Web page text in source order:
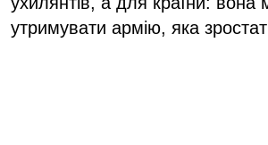
утримувати армію, яка